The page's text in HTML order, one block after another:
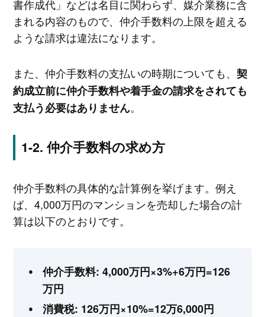
書作成代」などは名目に関わらず、媒介業務に含
まれる内容のもので、仲介手数料の上限を超える
ような請求は違法になります。
また、仲介手数料の支払いの時期についても、 契
約成立前に仲介手数料や着手金の請求をされても
支払う必要はありません。
仲介手数料の求め方
仲介手数料の具体的な計算例を挙げます。例え
ば、4,000万円のマンションを売却した場合の計
算は以下のとおりです。
仲介手数料: 4,000万円×3%+6万円=126
万円
消費税: 126万円×10%=12万6,000円